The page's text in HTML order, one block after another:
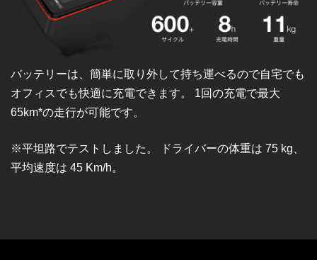
バッテリーは、簡単に取り外して持ち運べるので自宅でも
オフィスでも快適に充電できます。 1回の充電で最大
65km*の走行が可能です。
※平坦路でテストしました。 ドライバーの体重は 75 kg、
平均速度は 45 Km/h。